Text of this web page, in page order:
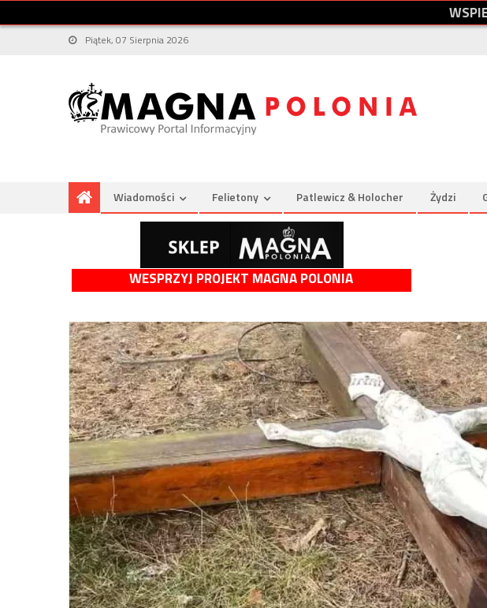
WSPI
Piątek, 07 Sierpnia 2026
Wiadomości Felietony Patlewicz & Holocher Żydzi
WESPRZYJ PROJEKT MAGNA POLONIA